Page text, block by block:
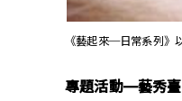
《藝起來─日常系列》
專題活動—藝秀